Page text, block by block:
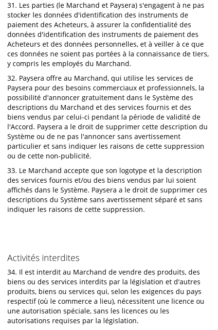
31. Les parties (le Marchand et Paysera) s'engagent à ne pas
stocker les données d'identification des instruments de
paiement des Acheteurs, à assurer la confidentialité des
données d'identification des instruments de paiement des
Acheteurs et des données personnelles, et à veiller à ce que
ces données ne soient pas portées à la connaissance de tiers,
y compris les employés du Marchand.
32. Paysera offre au Marchand, qui utilise les services de
Paysera pour des besoins commerciaux et professionnels, la
possibilité d'annoncer gratuitement dans le Système des
descriptions du Marchand et des services fournis et des
biens vendus par celui-ci pendant la période de validité de
l'Accord. Paysera a le droit de supprimer cette description du
Système ou de ne pas l'annoncer sans avertissement
particulier et sans indiquer les raisons de cette suppression
ou de cette non-publicité.
33. Le Marchand accepte que son logotype et la description
des services fournis et/ou des biens vendus par lui soient
affichés dans le Système. Paysera a le droit de supprimer ces
descriptions du Système sans avertissement séparé et sans
indiquer les raisons de cette suppression.
Activités interdites
34. Il est interdit au Marchand de vendre des produits, des
biens ou des services interdits par la législation et d'autres
produits, biens ou services qui, selon les exigences du pays
respectif (où le commerce a lieu), nécessitent une licence ou
une autorisation spéciale, sans les licences ou les
autorisations requises par la législation.